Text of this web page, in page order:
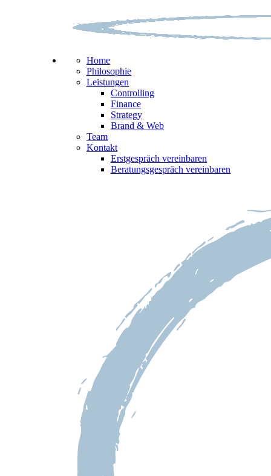
Home
Philosophie
Leistungen
Controlling
Finance
Strategy
Brand & Web
Team
Kontakt
Erstgespräch vereinbaren
Beratungsgespräch vereinbaren